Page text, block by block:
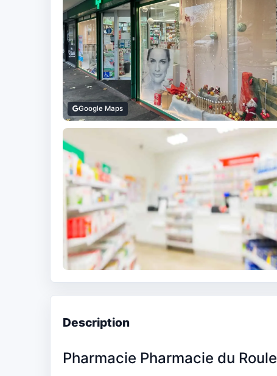
Google Maps
Description
Pharmacie Pharmacie du Roule